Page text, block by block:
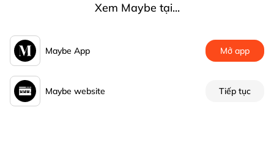
Xem Maybe tại...
Maybe App Mở app
Maybe website Tiếp tục